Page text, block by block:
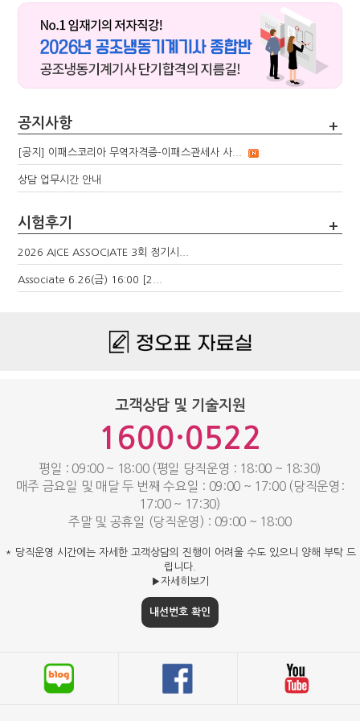
공지사항 +
[공지] 이패스코리아 무역자격증-이패스관세사 사...
상담 업무시간 안내
시험후기 +
2026 AICE ASSOCIATE 3회 정기시...
Associate 6.26(금) 16:00 [2...
고객상담 및 기술지원
1600·0522
평일 : 09:00 ~ 18:00 (평일 당직운영 : 18:00 ~ 18:30)
매주 금요일 및 매달 두 번째 수요일 : 09:00 ~ 17:00 (당직운영:
17:00 ~ 17:30)
주말 및 공휴일 (당직운영) : 09:00 ~ 18:00
* 당직운영 시간에는 자세한 고객상담의 진행이 어려울 수도 있으니 양해 부탁 드
립니다.
▶자세히보기
내선번호 확인